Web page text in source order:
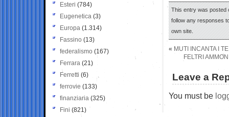
This entry was posted
follow any responses
own site.
« MUTI INCANTA I
FELTRI
Leave a
You must be
Esteri (784)
Eugenetica (3)
Europa (1.314)
Fassino (13)
federalismo (167)
Ferrara (21)
Ferretti (6)
ferrovie (133)
finanziaria (325)
Fini (821)